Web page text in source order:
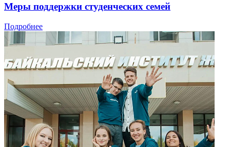
Меры поддержки студенческих семей
Подробнее